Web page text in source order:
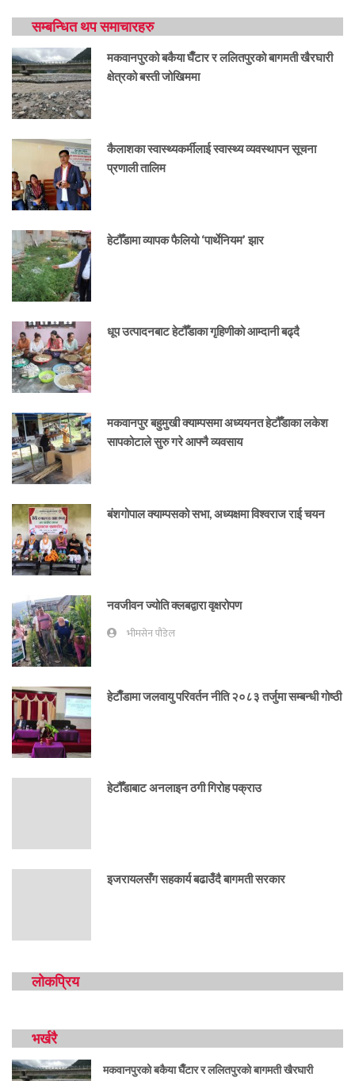
सम्बन्धित थप समाचारहरु
मकवानपुरको बकैया घैँटार र ललितपुरको बागमती खैरघारी
क्षेत्रको बस्ती जोखिममा
कैलाशका स्वास्थ्यकर्मीलाई स्वास्थ्य व्यवस्थापन सूचना
प्रणाली तालिम
हेटौँडामा व्यापक फैलियो ‘पार्थेनियम’ झार
धूप उत्पादनबाट हेटौँडाका गृहिणीको आम्दानी बढ्दै
मकवानपुर बहुमुखी क्याम्पसमा अध्ययनत हेटौँडाका लकेश
सापकोटाले सुरु गरे आफ्नै व्यवसाय
बंशगोपाल क्याम्पसको सभा, अध्यक्षमा विश्वराज राई चयन
नवजीवन ज्योति क्लबद्वारा वृक्षरोपण
भीमसेन पौडेल
हेटाैँडामा जलवायु परिवर्तन नीति २०८३ तर्जुमा सम्बन्धी गोष्ठी
हेटौँडाबाट अनलाइन ठगी गिरोह पक्राउ
इजरायलसँग सहकार्य बढाउँदै बागमती सरकार
लोकप्रिय
भर्खरै
मकवानपुरको बकैया घैँटार र ललितपुरको बागमती खैरघारी